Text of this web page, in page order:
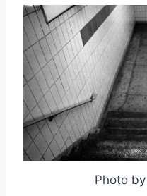
Photo